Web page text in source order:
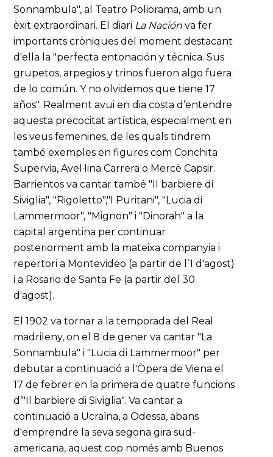
Sonnambula", al Teatro Poliorama, amb un
èxit extraordinari. El diari La Nación va fer
importants cròniques del moment destacant
d'ella la "perfecta entonación y técnica. Sus
grupetos, arpegios y trinos fueron algo fuera
de lo común. Y no olvidemos que tiene 17
años". Realment avui en dia costa d’entendre
aquesta precocitat artística, especialment en
les veus femenines, de les quals tindrem
també exemples en figures com Conchita
Supervia, Avel·lina Carrera o Mercè Capsir.
Barrientos va cantar també "Il barbiere di
Siviglia", "Rigoletto","I Puritani", "Lucia di
Lammermoor", "Mignon" i "Dinorah" a la
capital argentina per continuar
posteriorment amb la mateixa companyia i
repertori a Montevideo (a partir de l’1 d'agost)
i a Rosario de Santa Fe (a partir del 30
d'agost).
El 1902 va tornar a la temporada del Real
madrileny, on el 8 de gener va cantar "La
Sonnambula" i "Lucia di Lammermoor" per
debutar a continuació a l'Òpera de Viena el
17 de febrer en la primera de quatre funcions
d’"Il barbiere di Siviglia". Va cantar a
continuació a Ucraïna, a Odessa, abans
d'emprendre la seva segona gira sud-
americana, aquest cop només amb Buenos